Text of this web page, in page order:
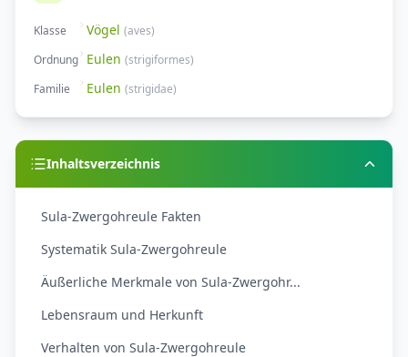
Klasse Vögel (aves)
Ordnung Eulen (strigiformes)
Familie
Eulen (strigidae)
Inhaltsverzeichnis
Sula-Zwergohreule Fakten
Systematik Sula-Zwergohreule
Äußerliche Merkmale von Sula-Zwergohr...
Lebensraum und Herkunft
Verhalten von Sula-Zwergohreule